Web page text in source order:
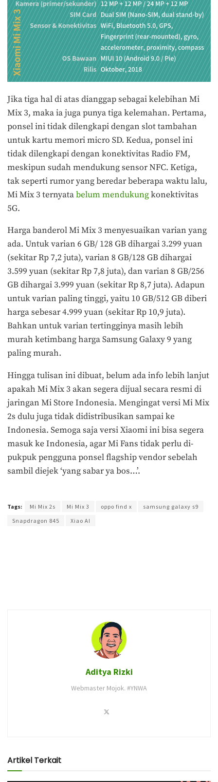
Jika tiga hal di atas dianggap sebagai kelebihan Mi
Mix 3, maka ia juga punya tiga kelemahan. Pertama,
ponsel ini tidak dilengkapi dengan slot tambahan
untuk kartu memori micro SD. Kedua, ponsel ini
tidak dilengkapi dengan konektivitas Radio FM,
meskipun sudah mendukung sensor NFC. Ketiga,
tak seperti rumor yang beredar beberapa waktu lalu,
Mi Mix 3 ternyatabelum mendukungkonektivitas
5G.
Harga banderol Mi Mix 3 menyesuaikan varian yang
ada. Untuk varian 6 GB/ 128 GB dihargai 3.299 yuan
(sekitar Rp 7,2 juta), varian 8 GB/128 GB dihargai
3.599 yuan (sekitar Rp 7,8 juta), dan varian 8 GB/256
GB dihargai 3.999 yuan (sekitar Rp 8,7 juta). Adapun
untuk varian paling tinggi, yaitu 10 GB/512 GB diberi
harga sebesar 4.999 yuan (sekitar Rp 10,9 juta).
Bahkan untuk varian tertingginya masih lebih
murah ketimbang harga Samsung Galaxy 9 yang
paling murah.
Hingga tulisan ini dibuat, belum ada info lebih lanjut
apakah Mi Mix 3 akan segera dijual secara resmi di
jaringan Mi Store Indonesia. Mengingat versi Mi Mix
2s dulu juga tidak didistribusikan sampai ke
Indonesia. Semoga saja versi Xiaomi ini bisa segera
masuk ke Indonesia, agar Mi Fans tidak perlu di-
pukpuk pengguna ponsel flagship vendor sebelah
sambil diejek ‘yang sabar ya bos…’.
Tags: Mi Mix 2s Mi Mix 3 oppo find x
samsung galaxy s9
Snapdragon 845
Xiao AI
Aditya Rizki
Webmaster Mojok. #YNWA
Artikel Terkait